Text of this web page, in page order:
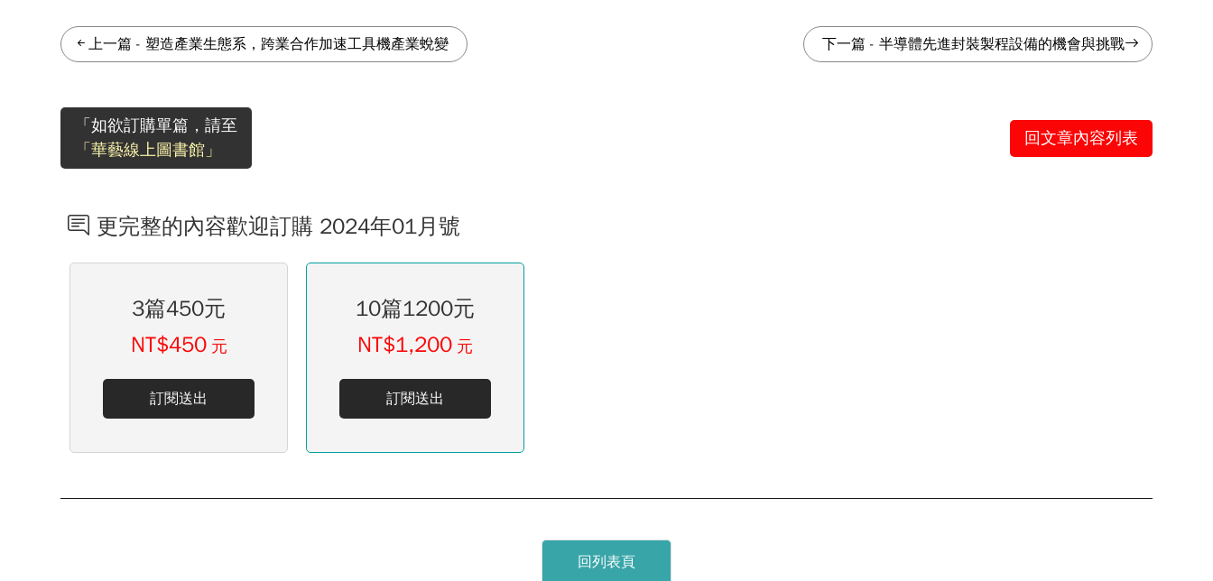
上一篇 - 塑造產業生態系，跨業合作加速工具機產業蛻變 下一篇 - 半導體先進封裝製程設備的機會與挑戰
「如欲訂購單篇，請至
「華藝線上圖書館」
回文章內容列表
更完整的內容歡迎訂購 2024年01月號
3篇450元
NT$450 元
訂閱送出
10篇1200元
NT$1,200 元
訂閱送出
回列表頁